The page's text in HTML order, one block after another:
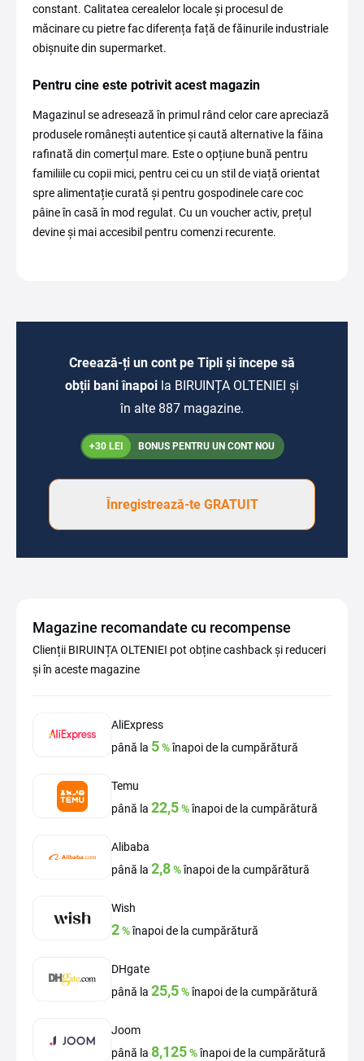
constant. Calitatea cerealelor locale și procesul de
măcinare cu pietre fac diferența față de făinurile industriale
obișnuite din supermarket.
Pentru cine este potrivit acest magazin
Magazinul se adresează în primul rând celor care apreciază
produsele românești autentice și caută alternative la făina
rafinată din comerțul mare. Este o opțiune bună pentru
familiile cu copii mici, pentru cei cu un stil de viață orientat
spre alimentație curată și pentru gospodinele care coc
pâine în casă în mod regulat. Cu un voucher activ, prețul
devine și mai accesibil pentru comenzi recurente.
Creează-ți un cont pe Tipli și începe să
obții bani înapoi la BIRUINȚA OLTENIEI și
în alte 887 magazine.
+30 LEI BONUS PENTRU UN CONT NOU
Înregistrează-te GRATUIT
Magazine recomandate cu recompense
Clienții BIRUINȚA OLTENIEI pot obține cashback și reduceri
și în aceste magazine
AliExpress
până la 5%înapoi de la cumpărătură
Temu
până la 22,5%înapoi de la cumpărătură
Alibaba
până la 2,8%înapoi de la cumpărătură
Wish
2%înapoi de la cumpărătură
DHgate
până la 25,5%înapoi de la cumpărătură
Joom
până la 8,125%înapoi de la cumpărătură